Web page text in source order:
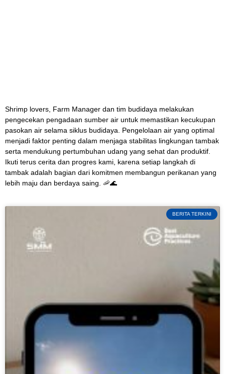
Shrimp lovers, Farm Manager dan tim budidaya melakukan
pengecekan pengadaan sumber air untuk memastikan kecukupan
pasokan air selama siklus budidaya. Pengelolaan air yang optimal
menjadi faktor penting dalam menjaga stabilitas lingkungan tambak
serta mendukung pertumbuhan udang yang sehat dan produktif.
Ikuti terus cerita dan progres kami, karena setiap langkah di
tambak adalah bagian dari komitmen membangun perikanan yang
lebih maju dan berdaya saing. 🦐🌊
BERITA TERKINI